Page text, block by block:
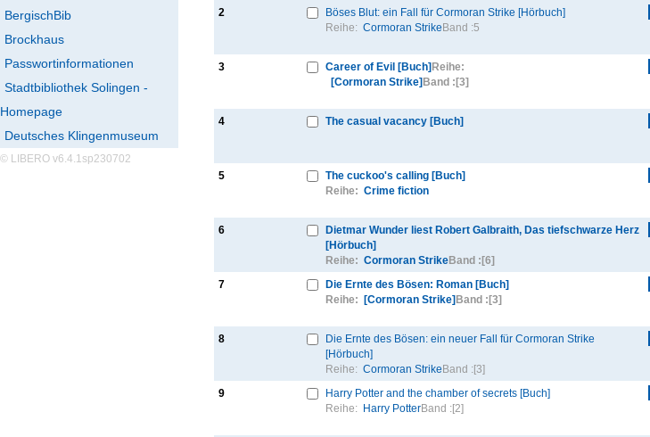
BergischBib
Brockhaus
Passwortinformationen
Stadtbibliothek Solingen -
Homepage
Deutsches Klingenmuseum
© LIBERO v6.4.1sp230702
2
Böses Blut: ein Fall für Cormoran Strike [Hörbuch]
Reihe: Cormoran Strike Band :5
3 Career of Evil [Buch] Reihe:
[Cormoran Strike] Band : [3]
4 The casual vacancy [Buch]
5
The cuckoo's calling [Buch]
Reihe: Crime fiction
6
Dietmar Wunder liest Robert Galbraith, Das tiefschwarze Herz
[Hörbuch]
Reihe: Cormoran StrikeBand : [6]
7
Die Ernte des Bösen: Roman [Buch]
Reihe:
[Cormoran Strike] Band : [3]
8
Die Ernte des Bösen: ein neuer Fall für Cormoran Strike
[Hörbuch]
Reihe: Cormoran Strike Band : [3]
9
Harry Potter and the chamber of secrets [Buch]
Reihe:
Harry PotterBand :[2]